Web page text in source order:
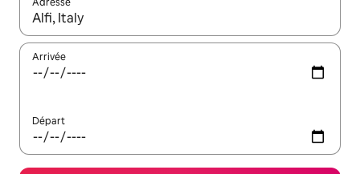
Lorsque les résultats s'affichent, utilisez les flèches vers le
Arrivée
Départ